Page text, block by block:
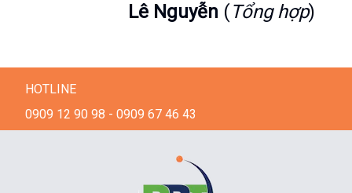
Lê Nguyễn (Tổng hợp)
HOTLINE
0909 12 90 98 - 0909 67 46 43